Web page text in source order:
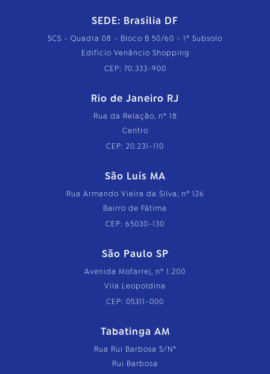
SEDE: Brasília DF
SCS - Quadra 08 - Bloco B 50/60 - 1º Subsolo
Edifício Venâncio Shopping
CEP: 70.333-900
Rio de Janeiro RJ
Rua da Relação, nº 18
Centro
CEP: 20.231-110
São Luís MA
Rua Armando Vieira da Silva, nº 126
Bairro de Fátima
CEP: 65030-130
São Paulo SP
Avenida Mofarrej, nº 1.200
Vila Leopoldina
CEP: 05311-000
Tabatinga AM
Rua Rui Barbosa S/Nº
Rui Barbosa